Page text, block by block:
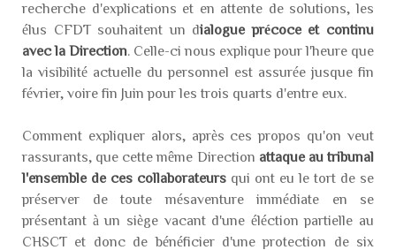
recherche d'explications et en attente de solutions, les
élus CFDT souhaitent un dialogue précoce et continu
avec la Direction . Celle-ci nous explique pour l'heure que
la visibilité actuelle du personnel est assurée jusque fin
février, voire fin Juin pour les trois quarts d'entre eux.
Comment expliquer alors, après ces propos qu'on veut
rassurants, que cette même Direction attaque au tribunal
l'ensemble de ces collaborateurs qui ont eu le tort de se
préserver de toute mésaventure immédiate en se
présentant à un siège vacant d'une éléction partielle au
CHSCT et donc de bénéficier d'une protection de six